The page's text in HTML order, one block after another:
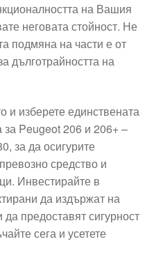
на Вашия
неговата стойност. Не
подмяна на части е от
дълготрайността на
и изберете единствената
Peugeot 206 и 206+ –
за да осигурите
средство и
Инвестирайте в
да издържат на
предоставят сигурност
сега и усетете